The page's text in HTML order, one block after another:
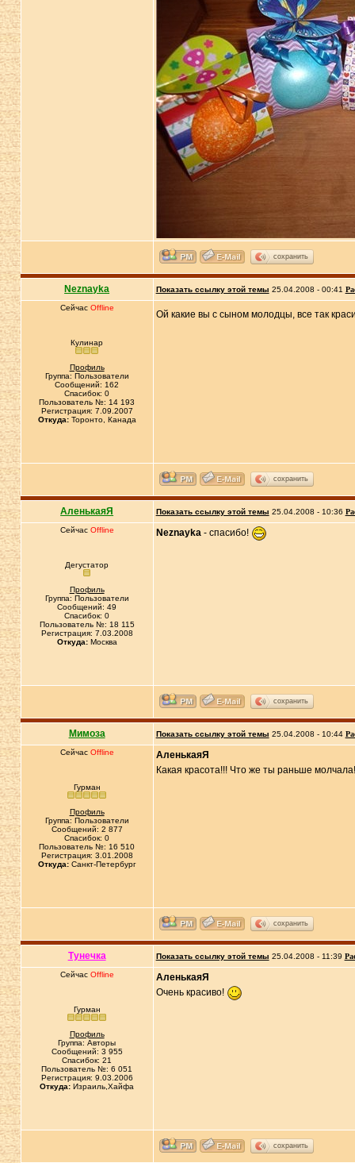
сохранить
Neznayka Показать ссылку этой темы 25.04.2008 - 00:41
Сейчас Offline
Кулинар
Профиль
Группа: Пользователи
Сообщений: 162
Спасибок: 0
Пользователь №: 14 193
Регистрация: 7.09.2007
Откуда:Торонто, Канада
Ой какие вы с сыном молодцы, все так
сохранить
АленькаяЯ Показать ссылку этой темы 25.04.2008 - 10:36
Сейчас Offline
Дегустатор
Профиль
Группа: Пользователи
Сообщений: 49
Спасибок: 0
Пользователь №: 18 115
Регистрация: 7.03.2008
Откуда:Москва
Neznayka - спасибо!
сохранить
Мимоза Показать ссылку этой темы 25.04.2008 - 10:44
Сейчас Offline
Гурман
Профиль
Группа: Пользователи
Сообщений: 2 877
Спасибок: 0
Пользователь №: 16 510
Регистрация: 3.01.2008
Откуда:Санкт-Петербург
АленькаяЯ
Какая красота!!! Что же ты раньше
сохранить
Тунечка Показать ссылку этой темы 25.04.2008 - 11:39
Сейчас Offline
Гурман
Профиль
Группа: Авторы
Сообщений: 3 955
Спасибок: 21
Пользователь №: 6 051
Регистрация: 9.03.2006
Откуда: Израиль,Хайфа
АленькаяЯ
Очень красиво!
сохранить